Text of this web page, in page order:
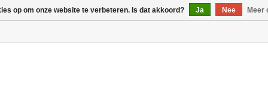
op om onze website te verbeteren. Is dat akkoord? Ja Nee Meer